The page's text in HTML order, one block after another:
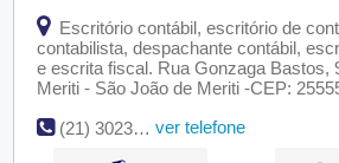
Escritório contábil, escritório de
contabilista, despachante contábil,
e escrita fiscal. Rua Gonzaga Bastos,
Meriti - São João de Meriti -CEP:
(21) 3023-3115
ver telefone